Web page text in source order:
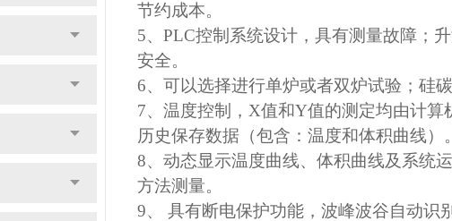
节约成本。
5、PLC控制系统设计，具有测量故障；
安全。
6、可以选择进行单炉或者双炉试验；硅
7、温度控制，X值和Y值的测定均由计
历史保存数据（包含：温度和体积曲线）。
8、动态显示温度曲线、体积曲线及系统
方法测量。
9、 具有断电保护功能，波峰波谷自动识